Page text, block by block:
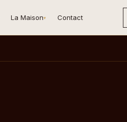
La Maison▾ Contact